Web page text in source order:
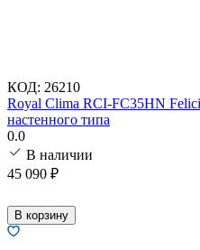
КОД: 26210
Royal Clima RCI-FC35HN
настенного типа
0.0
В наличии
45 090 ₽
В корзину